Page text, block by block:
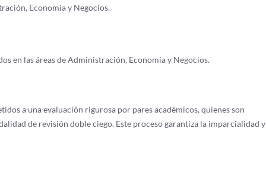
Economía y Negocios.
en las áreas de Administración, Economía y Negocios.
a una evaluación rigurosa por pares académicos, quienes son
de revisión doble ciego. Este proceso garantiza la imparcialidad y